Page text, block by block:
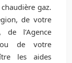
gaz.
de votre
de l’Agence
ou de votre
les aides